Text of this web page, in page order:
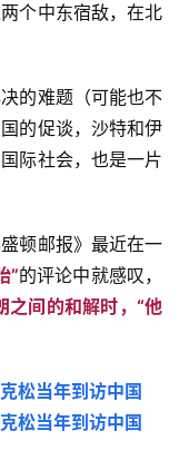
个中东宿敌，在北
的难题（可能也不
的促谈，沙特和伊
际社会，也是一片
顿邮报》最近在一
”的评论中就感叹，
之间的和解时，“他